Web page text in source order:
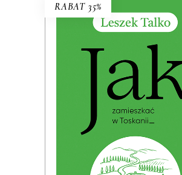
RABAT 35%
JAK ZAMIESZKAĆ W
Premiera: 19 maja 2026
zł 32.49
KSIĄŻKA DO KOSZYKA